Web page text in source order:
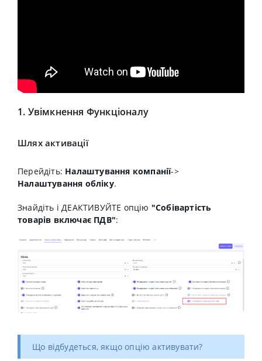
1. Увімкнення Функціоналу
Шлях активації
Перейдіть: Налаштування компанії->
Налаштування обліку.
Знайдіть і ДЕАКТИВУЙТЕ опцію "Собівартість
товарів включає ПДВ":
Що відбудеться, якщо опцію активувати?